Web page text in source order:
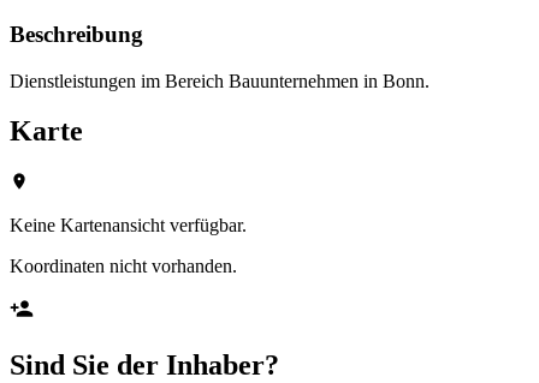
Beschreibung
Dienstleistungen im Bereich Bauunternehmen in Bonn.
Karte
Keine Kartenansicht verfügbar.
Koordinaten nicht vorhanden.
Sind Sie der Inhaber?